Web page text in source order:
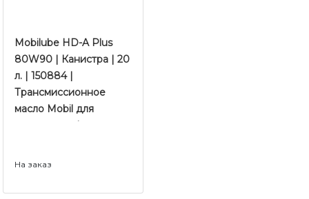
Mobilube HD-A Plus
80W90 | Канистра | 20
л. | 150884 |
Трансмиссионное
масло Mobil для
редукторов |
На заказ